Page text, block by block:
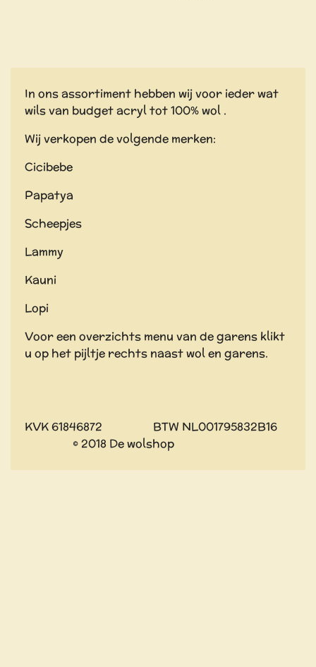
In ons assortiment hebben wij voor ieder wat
wils van budget acryl tot 100% wol .
Wij verkopen de volgende merken:
Cicibebe
Papatya
Scheepjes
Lammy
Kauni
Lopi
Voor een overzichts menu van de garens klikt
u op het pijltje rechts naast wol en garens.
KVK 61846872 BTW NL001795832B16
© 2018 De wolshop